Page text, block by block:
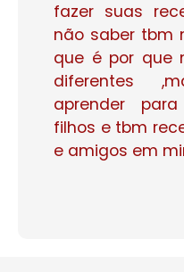
fazer suas
não saber tbm
que é por que
diferentes
aprender
filhos e tbm
e amigos em